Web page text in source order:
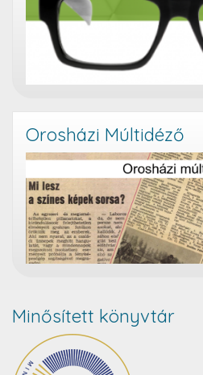
Orosházi Múltidéző
Minősített könyvtár